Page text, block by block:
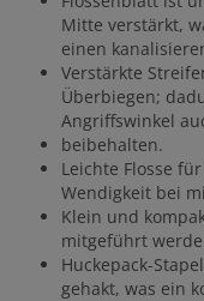
Mitte verstärkt,
einen
Verstärkte
Überbiegen;
Angriffswinkel
beibehalten.
Leichte Flosse
Wendigkeit bei
Klein und
mitgeführt
Huckepack-
gehakt, was ein